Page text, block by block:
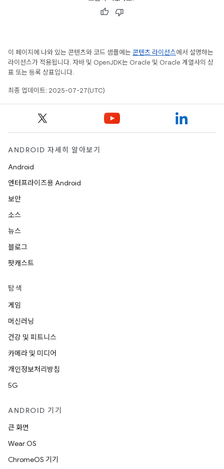
이 페이지에 나와 있는 콘텐츠와 코드 샘플에는 콘텐츠 라이선스에서 설명하는
라이선스가 적용됩니다. 자바 및 OpenJDK는 Oracle 및 Oracle 계열사의 상
표 또는 등록 상표입니다.
최종 업데이트: 2025-07-27(UTC)
ANDROID 자세히 알아보기
Android
엔터프라이즈용 Android
보안
소스
뉴스
블로그
팟캐스트
탐색
게임
머신러닝
건강 및 피트니스
카메라 및 미디어
개인정보처리방침
5G
ANDROID 기기
큰 화면
Wear OS
ChromeOS 기기